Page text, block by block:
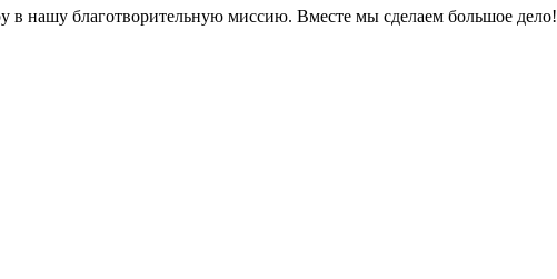
нашу благотворительную миссию. Вместе мы сделаем большое дело!